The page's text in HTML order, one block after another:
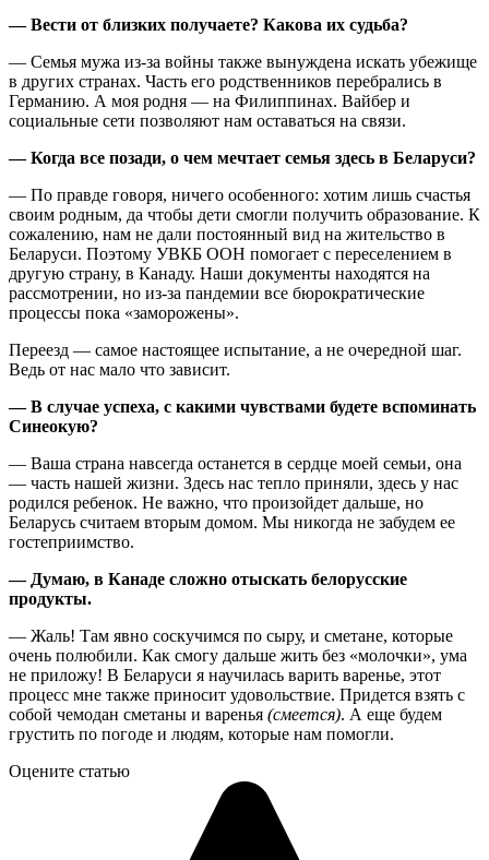
— Вести от близких получаете? Какова их судьба?
— Семья мужа из-за войны также вынуждена искать убежище
в других странах. Часть его родственников перебрались в
Германию. А моя родня — на Филиппинах. Вайбер и
социальные сети позволяют нам оставаться на связи.
— Когда все позади, о чем мечтает семья здесь в Беларуси?
— По правде говоря, ничего особенного: хотим лишь счастья
своим родным, да чтобы дети смогли получить образование. К
сожалению, нам не дали постоянный вид на жительство в
Беларуси. Поэтому УВКБ ООН помогает с переселением в
другую страну, в Канаду. Наши документы находятся на
рассмотрении, но из-за пандемии все бюрократические
процессы пока «заморожены».
Переезд — самое настоящее испытание, а не очередной шаг.
Ведь от нас мало что зависит.
— В случае успеха, с какими чувствами будете вспоминать
Синеокую?
— Ваша страна навсегда останется в сердце моей семьи, она
— часть нашей жизни. Здесь нас тепло приняли, здесь у нас
родился ребенок. Не важно, что произойдет дальше, но
Беларусь считаем вторым домом. Мы никогда не забудем ее
гостеприимство.
— Думаю, в Канаде сложно отыскать белорусские
продукты.
— Жаль! Там явно соскучимся по сыру, и сметане, которые
очень полюбили. Как смогу дальше жить без «молочки», ума
не приложу! В Беларуси я научилась варить варенье, этот
процесс мне также приносит удовольствие. Придется взять с
собой чемодан сметаны и варенья (смеется). А еще будем
грустить по погоде и людям, которые нам помогли.
Оцените статью